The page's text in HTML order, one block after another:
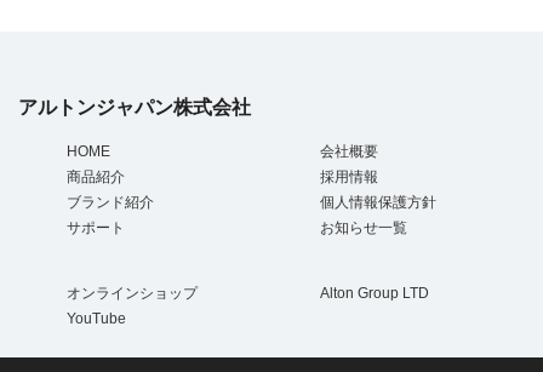
アルトンジャパン株式会社
HOME
商品紹介
ブランド紹介
サポート
会社概要
採用情報
個人情報保護方針
お知らせ一覧
オンラインショップ
YouTube
Alton Group LTD